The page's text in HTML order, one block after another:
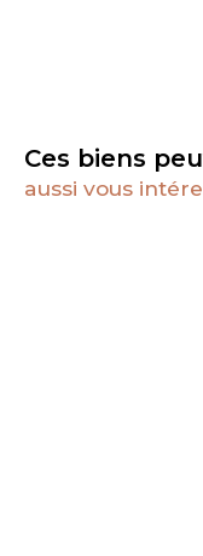
Ces biens
aussi vous